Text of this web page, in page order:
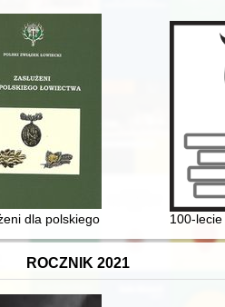
szóstej szkoły podstawowej
dla polskiego łowiectwa 100-
ROCZNIK 2021